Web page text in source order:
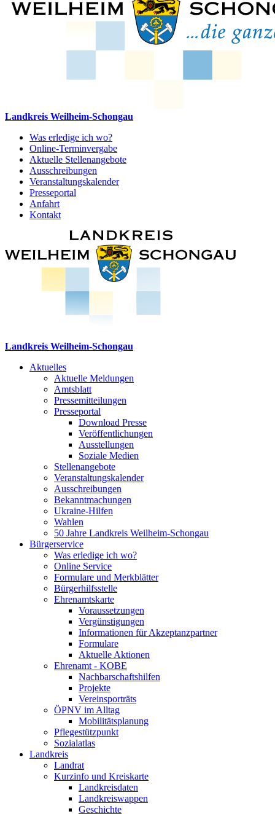
Landkreis Weilheim-Schongau
Was erledige ich wo?
Online-Terminvergabe
Aktuelle Stellenangebote
Ausschreibungen
Veranstaltungskalender
Presseportal
Anfahrt
Kontakt
Landkreis Weilheim-Schongau
Aktuelles
Aktuelle Meldungen
Amtsblatt
Pressemitteilungen
Presseportal
Download Presse
Veröffentlichungen
Ausstellungen
Soziale Medien
Stellenangebote
Veranstaltungskalender
Ausschreibungen
Bekanntmachungen
Ukraine-Hilfen
Wahlen
50 Jahre Landkreis Weilheim-Schongau
Bürgerservice
Was erledige ich wo?
Online Service
Formulare und Merkblätter
Bürgerhilfsstelle
Ehrenamtskarte
Voraussetzungen
Vergünstigungen
Informationen für Akzeptanzpartner
Formulare
Aktuelle Aktionen
Ehrenamt - KOBE
Nachbarschaftshilfen
Projekte
Vereinsporträts
ÖPNV im Alltag
Mobilitätsplanung
Pflegestützpunkt
Sozialatlas
Landkreis
Landrat
Kurzinfo und Kreiskarte
Landkreisdaten
Landkreiswappen
Geschichte